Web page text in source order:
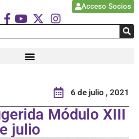
Acceso Socios
6 de julio , 2021
Módulo XIII
julio